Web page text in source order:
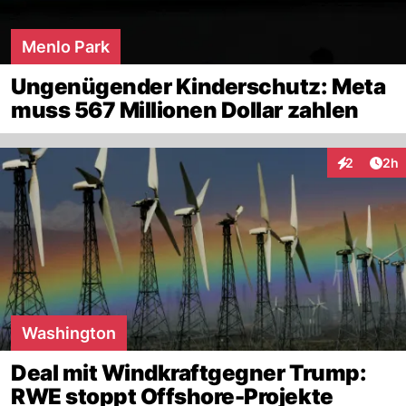
Menlo Park
Ungenügender Kinderschutz: Meta
muss 567 Millionen Dollar zahlen
2 2h
Washington
Deal mit Windkraftgegner Trump:
RWE stoppt Offshore-Projekte